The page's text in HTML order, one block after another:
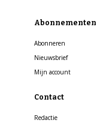
Abonnementen
Abonneren
Nieuwsbrief
Mijn account
Contact
Redactie